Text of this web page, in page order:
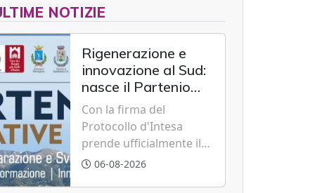
NOTIZIE
Rigenerazione e
innovazione al Sud:
nasce il Partenio
Creative Hub per il
rilancio del
territorio
Con la firma del
Protocollo d'Intesa
prende ufficialmente il
via il recupero dell'ex
06-08-2026